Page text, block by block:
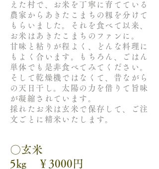
えた村で、
お米を丁寧に育てている
農家から あきたこまちの籾を分けて
もらいました。それを食べて以来、
お米はあきたこまちのファンに。
甘味と粘りが程よく、どんな料理に
もよく合います。
もちろん、ごはん
単体でも是非食べてみてください。
そして乾燥機ではなくて、昔ながら
の天日干し。 太陽の力を借りて旨味
が凝縮されています。
採れたお米は玄米で保存して、ご注
文ごとに精米いたします。
〇玄米
5㎏ ￥3000円